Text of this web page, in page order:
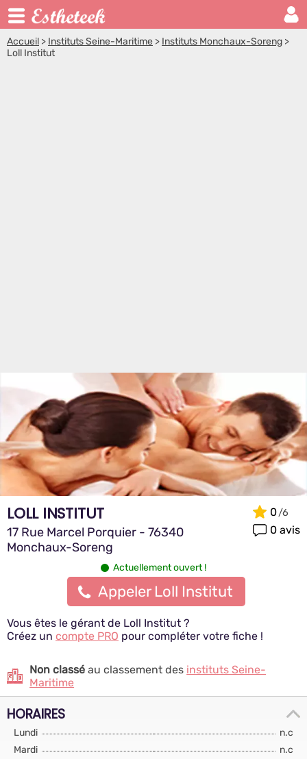
Accueil > Instituts Seine-Maritime > Instituts Monchaux-Soreng >
Loll Institut
LOLL INSTITUT
17 Rue Marcel Porquier - 76340
Monchaux-Soreng
0
0 avis
Actuellement ouvert !
Appeler Loll Institut
Vous êtes le gérant de Loll Institut ?
Créez un compte PRO pour compléter votre fiche !
Non classé au classement des instituts Seine-
Maritime
HORAIRES
Lundi
n.c
Mardi
n.c